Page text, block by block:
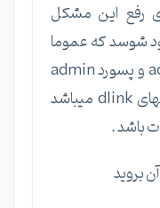
رفع این مشکل
شوسد که عموما
با آی پی 192.168.1.1 و یوزر admin و پسورد admin
میباشد البته این مورد برای مودمهای dlink میباشد
باشد .
بروید